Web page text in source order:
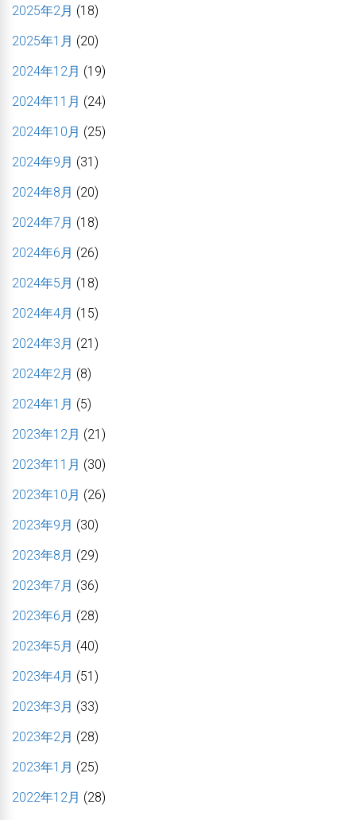
2025年2月 (18)
2025年1月 (20)
2024年12月 (19)
2024年11月 (24)
2024年10月 (25)
2024年9月 (31)
2024年8月 (20)
2024年7月 (18)
2024年6月 (26)
2024年5月 (18)
2024年4月 (15)
2024年3月 (21)
2024年2月 (8)
2024年1月 (5)
2023年12月 (21)
2023年11月 (30)
2023年10月 (26)
2023年9月 (30)
2023年8月 (29)
2023年7月 (36)
2023年6月 (28)
2023年5月 (40)
2023年4月 (51)
2023年3月 (33)
2023年2月 (28)
2023年1月 (25)
2022年12月 (28)